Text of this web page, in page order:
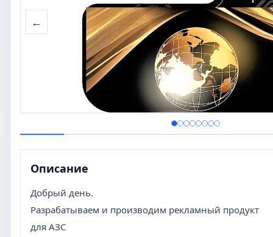
←
Описание
Добрый день.
Разрабатываем и производим рекламный продукт
для АЗС